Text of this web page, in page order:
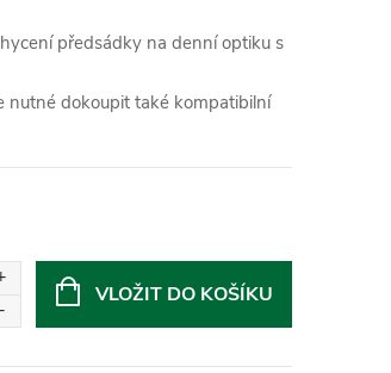
předsádky na denní optiku s
nutné dokoupit také kompatibilní
VLOŽIT DO KOŠÍKU